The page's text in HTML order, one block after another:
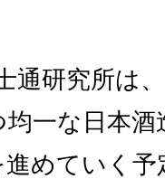
通研究所は
一な日本
めていく予